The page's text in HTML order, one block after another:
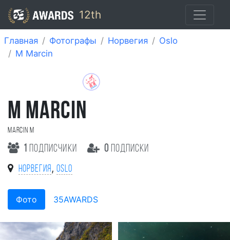
12th
Главная Фотографы Норвегия
Oslo
M Marcin
M MARCIN
Marcin M
1 подписчики 0 подписки
Норвегия , Oslo
Фото 35AWARDS